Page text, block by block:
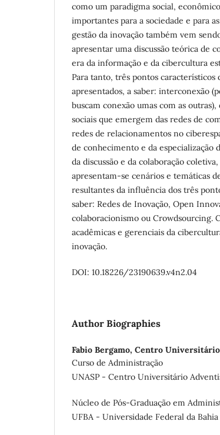
como um paradigma social,
importantes para a sociedade e para
gestão da inovação também vem
apresentar uma discussão teórica de
era da informação e da cibercultura
Para tanto, três pontos característicos
apresentados, a saber: interconexão
buscam conexão umas com as
sociais que emergem das redes de
redes de relacionamentos no
de conhecimento e da especialização
da discussão e da colaboração
apresentam-se cenários e temáticas
resultantes da influência dos três
saber: Redes de Inovação, Open
colaboracionismo ou Crowdsourcing.
acadêmicas e gerenciais da
inovação.
DOI: 10.18226/23190639.v4n2.04
Author Biographies
Fabio Bergamo, Centro Universitário
Curso de Administração
UNASP - Centro Universitário
Núcleo de Pós-Graduação em
UFBA - Universidade Federal da Bahia